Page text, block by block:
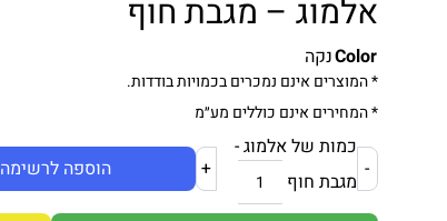
אלמוג – מגבת חוף
Colorנקה
* המוצרים אינם נמכרים בכמויות בודדות.
* המחירים אינם כוללים מע״מ
-
כמות של אלמוג -
מגבת חוף
+ הוספה לרשימה